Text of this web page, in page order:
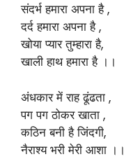
संदर्भ हमारा अपना है ,
दर्द हमारा अपना है ,
खोया प्यार तुम्हारा है,
खाली हाथ हमारा है ।।
अंधकार में राह ढूंढता ,
पग पग ठोकर खाता ,
कठिन बनी है जिंदगी,
नैराश्य भरी मेरी आशा ।।